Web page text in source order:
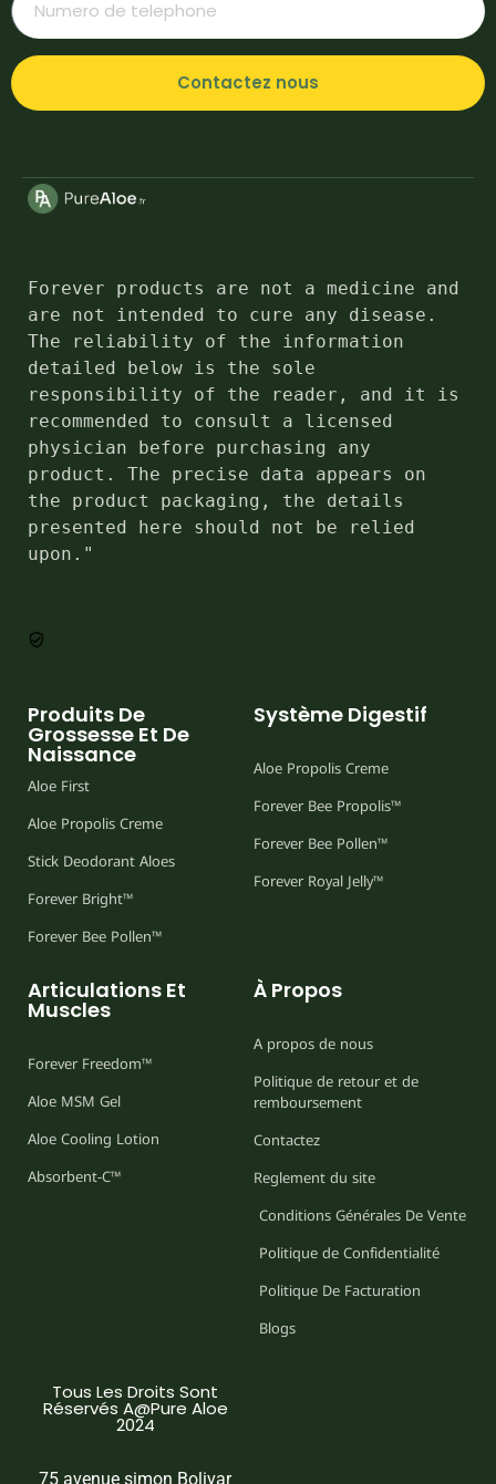
Contactez nous
Forever products are not a medicine and
are not intended to cure any disease.
The reliability of the information
detailed below is the sole
responsibility of the reader, and it is
recommended to consult a licensed
physician before purchasing any
product. The precise data appears on
the product packaging, the details
presented here should not be relied
upon."
Produits De
Grossesse Et De
Naissance
Aloe First
Aloe Propolis Creme
Stick Deodorant Aloes
Forever Bright™
Forever Bee Pollen™
Système Digestif
Aloe Propolis Creme
Forever Bee Propolis™
Forever Bee Pollen™
Forever Royal Jelly™
Articulations Et
Muscles
Forever Freedom™
Aloe MSM Gel
Aloe Cooling Lotion
Absorbent-C™
À Propos
A propos de nous
Politique de retour et de
remboursement
Contactez
Reglement du site
Conditions Générales De Vente
Politique de Confidentialité
Politique De Facturation
Blogs
Tous Les Droits Sont
Réservés A@Pure Aloe
2024
75 avenue simon Bolivar